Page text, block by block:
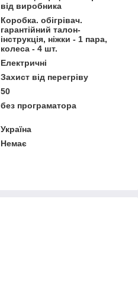
від виробника
Коробка. обігрівач.
гарантійний талон-
інструкція, ніжки - 1 пара,
колеса - 4 шт.
Електричні
Захист від перегріву
50
без програматора
Україна
Немає